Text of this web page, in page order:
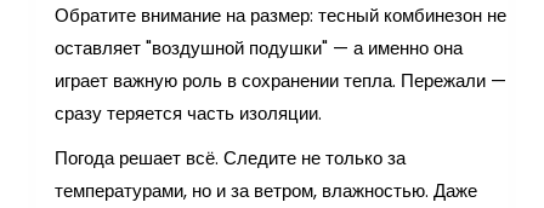
Обратите внимание на размер: тесный комбинезон не
оставляет "воздушной подушки" — а именно она
играет важную роль в сохранении тепла. Пережали —
сразу теряется часть изоляции.
Погода решает всё. Следите не только за
температурами, но и за ветром, влажностью. Даже